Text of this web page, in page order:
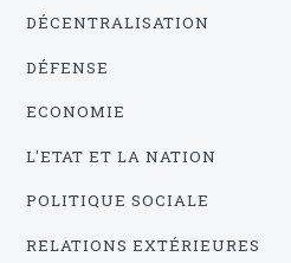
DÉCENTRALISATION
DÉFENSE
ECONOMIE
L'ETAT ET LA NATION
POLITIQUE SOCIALE
RELATIONS EXTÉRIEURES